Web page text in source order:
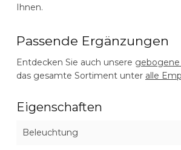
Ihnen.
Passende Ergänzungen
Entdecken Sie auch unsere
das gesamte Sortiment unter alle
Eigenschaften
Beleuchtung